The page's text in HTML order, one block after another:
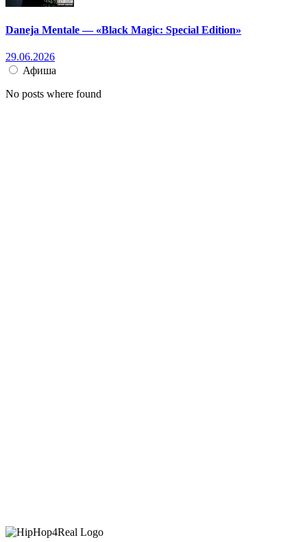
Daneja Mentale — «Black Magic: Special Edition»
29.06.2026
Афиша
No posts where found